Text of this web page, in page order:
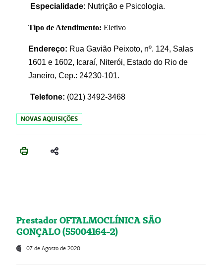
Especialidade: Nutrição e Psicologia.
Tipo de Atendimento: Eletivo
Endereço: Rua Gavião Peixoto, nº. 124, Salas
1601 e 1602, Icaraí, Niterói, Estado do Rio de
Janeiro, Cep.: 24230-101.
Telefone: (021) 3492-3468
NOVAS AQUISIÇÕES
Prestador OFTALMOCLÍNICA SÃO
GONÇALO (55004164-2)
07 de Agosto de 2020